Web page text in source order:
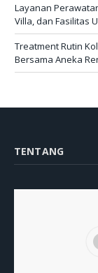
Layanan
Villa, dan Fasilitas
Treatment Rutin
Bersama Aneka
TENTANG